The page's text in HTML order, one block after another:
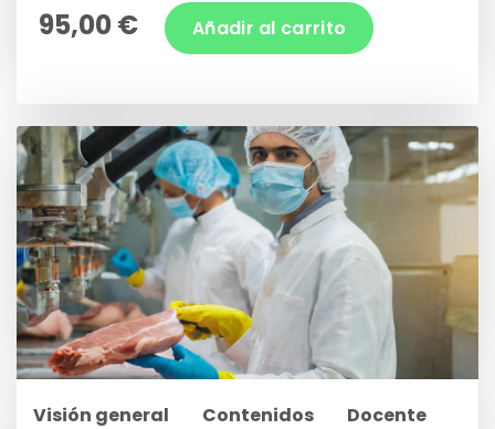
95,00 € Añadir al carrito
Visión general Contenidos Docente